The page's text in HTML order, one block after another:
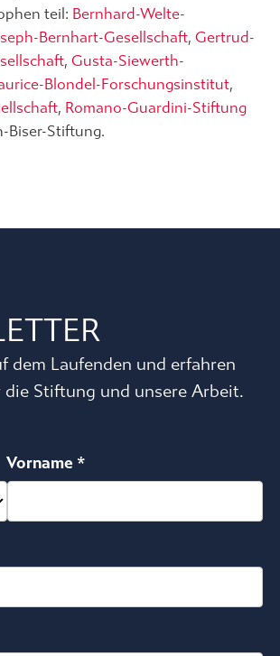
teil: Bernhard-Welte-
Bernhart-Gesellschaft, Gertrud-
, Gusta-Siewerth-
Blondel-Forschungsinstitut,
, Romano-Guardini-Stiftung
Biser-Stiftung.
dem Laufenden und erfahren
die Stiftung und unsere Arbeit.
Vorname *